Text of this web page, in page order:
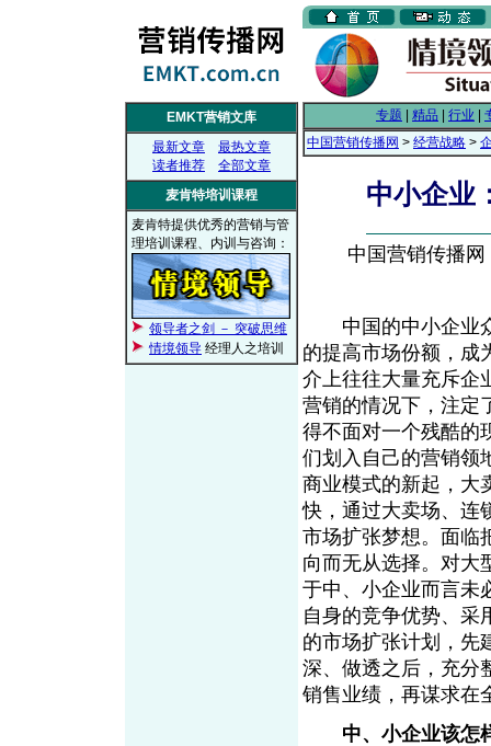
EMKT营销文库
最新文章
最热文章
读者推荐
全部文章
麦肯特培训课程
麦肯特提供优秀的营销与管
理培训课程、内训与咨询：
领导者之剑 － 突破思维
情境领导 经理人之培训
专题 精品 行业
中国营销传播网 > 经营战略 >
中小企业
中国营销传播
中国的中小企业众
的提高市场份额，成
介上往往大量充斥企
营销的情况下，注定
得不面对一个残酷的
们划入自己的营销领
商业模式的新起，大
快，通过大卖场、连
市场扩张梦想。面临
向而无从选择。对大
于中、小企业而言未
自身的竞争优势、采
的市场扩张计划，先
深、做透之后，充分
销售业绩，再谋求在
中、小企业该怎